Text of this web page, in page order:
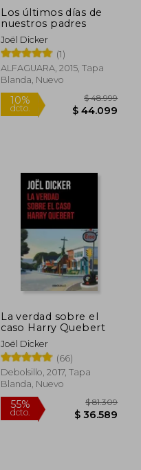
$
Los últimos días de
nuestros padres
Joël Dicker
(1)
ALFAGUARA, 2015, Tapa
Blanda, Nuevo
10%
dcto.
La verdad sobre el
caso Harry Quebert
Joël Dicker
(66)
Debolsillo, 2017, Tapa
Blanda, Nuevo